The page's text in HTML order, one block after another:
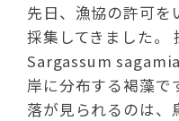
先日、漁協の許可を
採集してきました。
Sargassum
岸に分布する褐藻で
落が見られるのは、